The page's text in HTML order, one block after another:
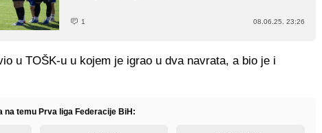
1 08.06.25. 23:26
u TOŠK-u u kojem je igrao u dva navrata, a bio je i
temu Prva liga Federacije BiH: